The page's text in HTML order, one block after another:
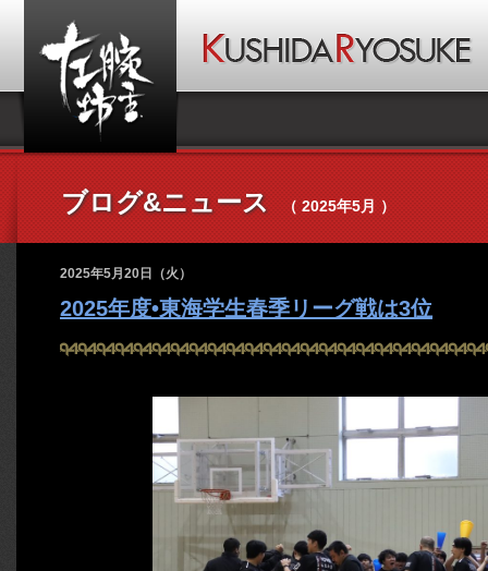
ブログ&ニュース （ 2025年5月 ）
2025年5月20日（火）
2025年度•東海学生春季リーグ戦は3位